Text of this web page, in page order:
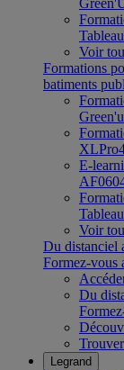
Voir
Formations
batiments
E-
Voir
Du distanciel
Formez-vous
Du
Legrand